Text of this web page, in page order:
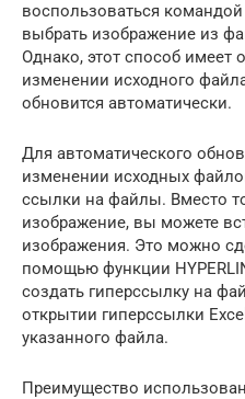
воспользоваться
выбрать изображение из
Однако, этот способ имеет
изменении исходного
обновится автоматически.
Для автоматического
изменении исходных
ссылки на файлы. Вместо
изображение, вы можете
изображения. Это можно
помощью функции
создать гиперссылку на
открытии гиперссылки
указанного файла.
Преимущество